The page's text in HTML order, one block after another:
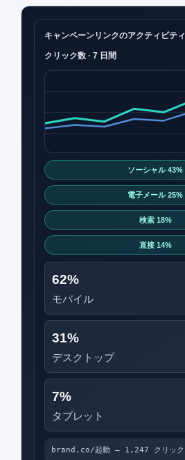
キャンペーンリンクのアクティビティ
クリック数 · 7 日間
ソーシャル 43%
電子メール 25%
検索 18%
直接 14%
62%
モバイル
31%
デスクトップ
7%
タブレット
brand.co/起動 — 1,247 クリック